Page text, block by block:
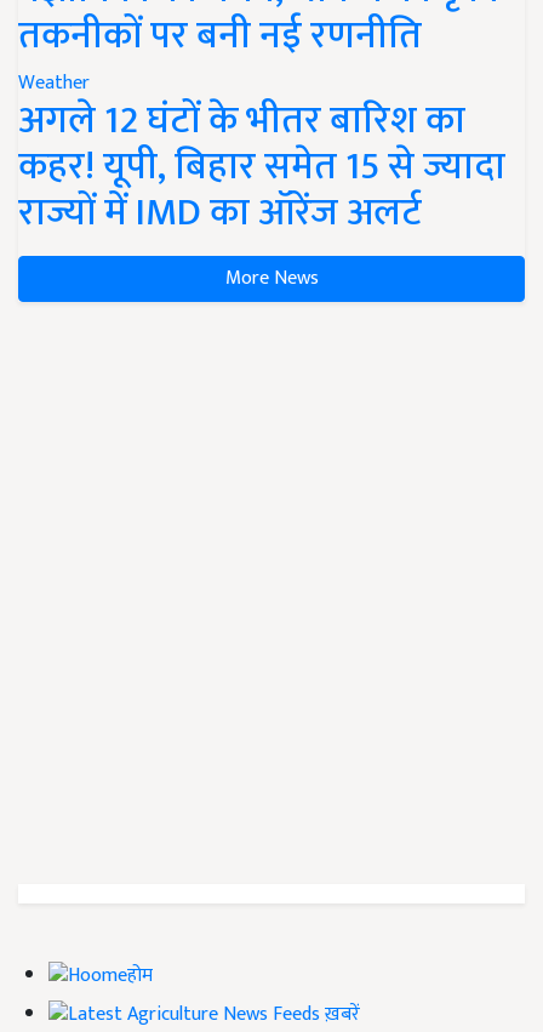
तकनीकों पर बनी नई रणनीति
Weather
अगले 12 घंटों के भीतर बारिश का
कहर! यूपी, बिहार समेत 15 से ज्यादा
राज्यों में IMD का ऑरेंज अलर्ट
More News
होम
ख़बरें